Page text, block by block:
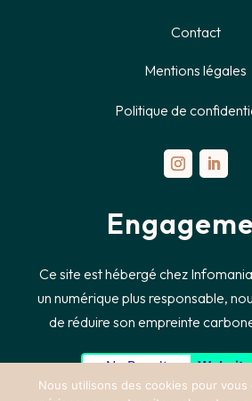
Contact
Mentions légales
Politique de
Cesite est hébergé chez
un numérique plus responsable,
de réduire son empreinte
No Result
Nous utilisons des cookies pour vous